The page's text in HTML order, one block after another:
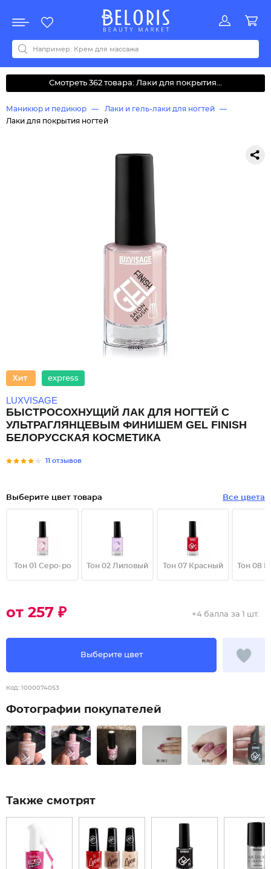
Акции
Все бренды
0-9ABCDEFGHIJKLMNOPQRSTUVWYZАБВДЗИМОКЛНПРСТУФ
Смотреть 362 товара: Лаки для покрытия...
Маникюр и педикюр
Лаки и гель-лаки для ногтей
Лаки для покрытия ногтей
express
LUXVISAGE
БЫСТРОСОХНУЩИЙ ЛАК ДЛЯ НОГТЕЙ С
УЛЬТРАГЛЯНЦЕВЫМ ФИНИШЕМ GEL FINISH
БЕЛОРУССКАЯ КОСМЕТИКА
11 отзывов
Выберите цвет товара Все цвета
Тон 01 Серо-ро Тон 02 Лиловый Тон 07 Красный Тон 08
от 257 ₽
Выберите цвет
+4 балла за 1 шт.
Код: 1000074053
Фотографии покупателей
Также смотрят